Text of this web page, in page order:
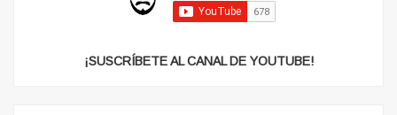
¡SUSCRÍBETE AL CANAL DE YOUTUBE!